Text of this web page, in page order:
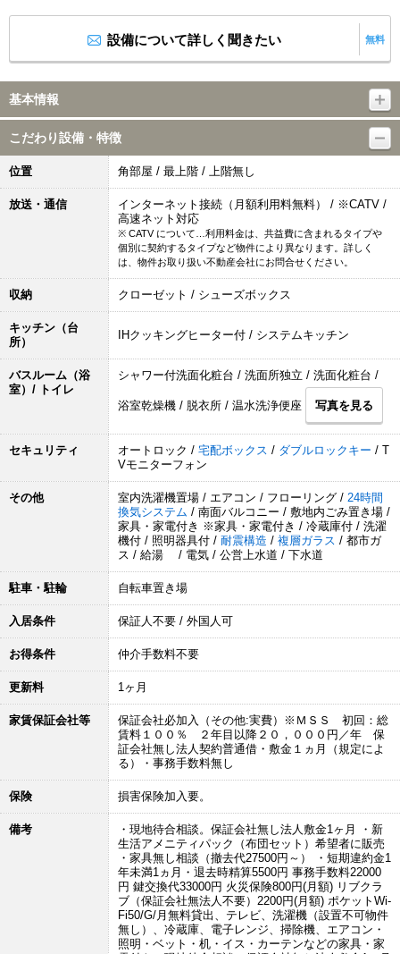
設備について詳しく聞きたい 無料
基本情報
こだわり設備・特徴
位置 角部屋 / 最上階 / 上階無し
放送・通信
インターネット接続（月額利用料無料） / ※CATV /
高速ネット対応
※ CATV について…利用料金は、共益費に含まれるタイプや
個別に契約するタイプなど物件により異なります。詳しく
は、物件お取り扱い不動産会社にお問合せください。
収納 クローゼット / シューズボックス
キッチン（台
所）
IHクッキングヒーター付 / システムキッチン
バスルーム（浴
室）/ トイレ
シャワー付洗面化粧台 / 洗面所独立 / 洗面化粧台 /
浴室乾燥機 / 脱衣所 / 温水洗浄便座 写真を見る
セキュリティ オートロック / 宅配ボックス / ダブルロックキー / T
Vモニターフォン
その他 室内洗濯機置場 / エアコン / フローリング / 24時間
換気システム / 南面バルコニー / 敷地内ごみ置き場 /
家具・家電付き ※家具・家電付き / 冷蔵庫付 / 洗濯
機付 / 照明器具付 / 耐震構造 / 複層ガラス / 都市ガ
ス / 給湯 / 電気 / 公営上水道 / 下水道
駐車・駐輪 自転車置き場
入居条件 保証人不要 / 外国人可
お得条件 仲介手数料不要
更新料 1ヶ月
家賃保証会社等
保証会社必加入（その他:実費）※ＭＳＳ 初回：総
賃料１００％ ２年目以降２０，０００円／年 保
証会社無し法人契約普通借・敷金１ヵ月（規定によ
る）・事務手数料無し
保険 損害保険加入要。
備考
・現地待合相談。保証会社無し法人敷金1ヶ月 ・新
生活アメニティパック（布団セット）希望者に販売
・家具無し相談（撤去代27500円～） ・短期違約金1
年未満1ヵ月・退去時精算5500円 事務手数料22000
円 鍵交換代33000円 火災保険800円(月額) リブクラ
ブ（保証会社無法人不要）2200円(月額) ポケットWi-
Fi50/G/月無料貸出、テレビ、洗濯機（設置不可物件
無し）、冷蔵庫、電子レンジ、掃除機、エアコン・
照明・ベット・机・イス・カーテンなどの家具・家